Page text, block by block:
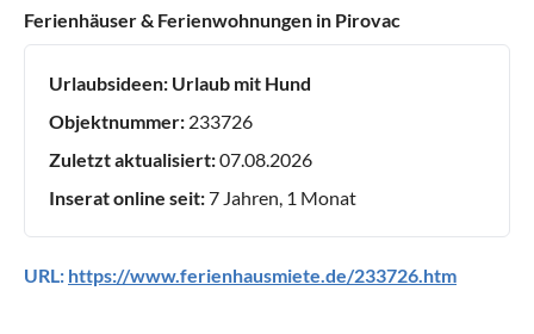
Ferienhäuser & Ferienwohnungen in Pirovac
Urlaubsideen: Urlaub mit Hund
Objektnummer: 233726
Zuletzt aktualisiert:07.08.2026
Inserat online seit:7 Jahren, 1 Monat
URL: https://www.ferienhausmiete.de/233726.htm